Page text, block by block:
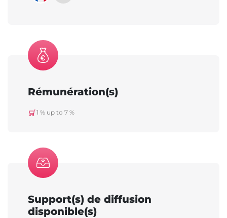
Rémunération(s)
1 % up to 7 %
Support(s) de diffusion
disponible(s)